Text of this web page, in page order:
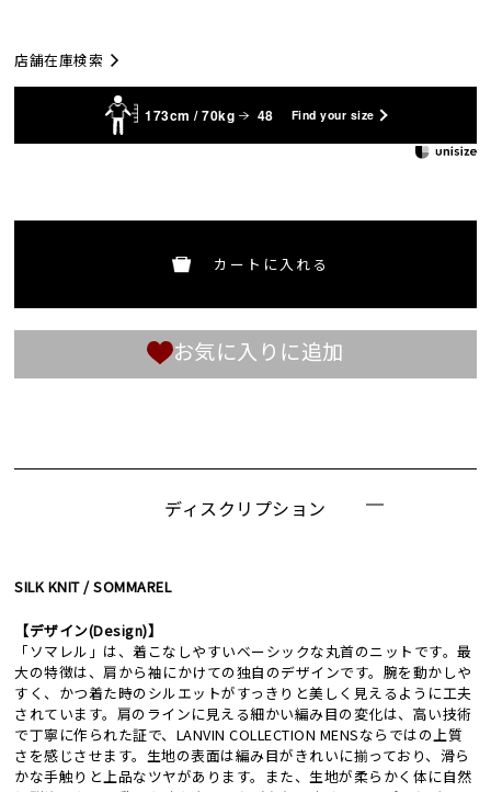
店舗在庫検索
173cm / 70kg 48 Find your size
カートに入れる
お気に入りに追加
ディスクリプション
SILK KNIT / SOMMAREL
【デザイン(Design)】
「ソマレル」は、着こなしやすいベーシックな丸首のニットです。最
大の特徴は、肩から袖にかけての独自のデザインです。腕を動かしや
すく、かつ着た時のシルエットがすっきりと美しく見えるように工夫
されています。肩のラインに見える細かい編み目の変化は、高い技術
で丁寧に作られた証で、LANVIN COLLECTION MENSならではの上質
さを感じさせます。生地の表面は編み目がきれいに揃っており、滑ら
かな手触りと上品なツヤがあります。また、生地が柔らかく体に自然